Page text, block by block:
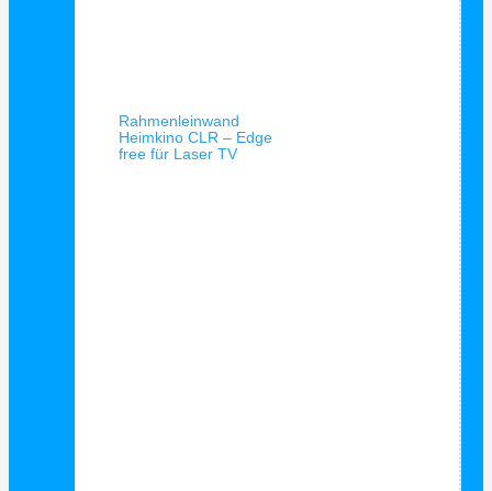
Rahmenleinwand
Heimkino CLR – Edge
free für Laser TV